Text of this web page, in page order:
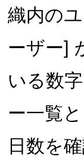
織内の
ーザー]
いる数
ー一覧
日数を